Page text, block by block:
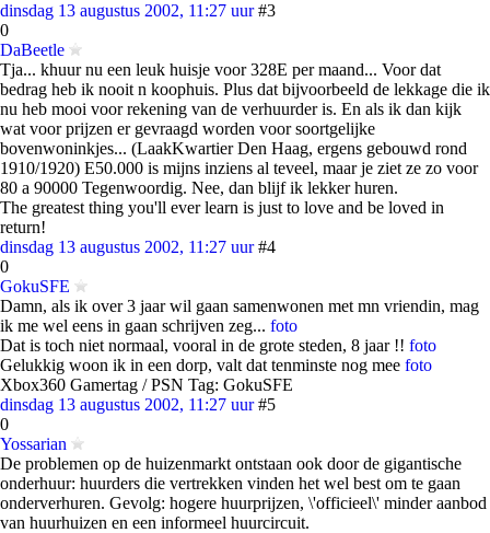
dinsdag 13 augustus 2002, 11:27 uur #3
0
DaBeetle
Tja... khuur nu een leuk huisje voor 328E per maand... Voor dat
bedrag heb ik nooit n koophuis. Plus dat bijvoorbeeld de lekkage die ik
nu heb mooi voor rekening van de verhuurder is. En als ik dan kijk
wat voor prijzen er gevraagd worden voor soortgelijke
bovenwoninkjes... (LaakKwartier Den Haag, ergens gebouwd rond
1910/1920) E50.000 is mijns inziens al teveel, maar je ziet ze zo voor
80 a 90000 Tegenwoordig. Nee, dan blijf ik lekker huren.
The greatest thing you'll ever learn is just to love and be loved in
return!
dinsdag 13 augustus 2002, 11:27 uur #4
0
GokuSFE
Damn, als ik over 3 jaar wil gaan samenwonen met mn vriendin, mag
ik me wel eens in gaan schrijven zeg... foto
Dat is toch niet normaal, vooral in de grote steden, 8 jaar !! foto
Gelukkig woon ik in een dorp, valt dat tenminste nog mee foto
Xbox360 Gamertag / PSN Tag: GokuSFE
dinsdag 13 augustus 2002, 11:27 uur #5
0
Yossarian
De problemen op de huizenmarkt ontstaan ook door de gigantische
onderhuur: huurders die vertrekken vinden het wel best om te gaan
onderverhuren. Gevolg: hogere huurprijzen, \'officieel\' minder aanbod
van huurhuizen en een informeel huurcircuit.